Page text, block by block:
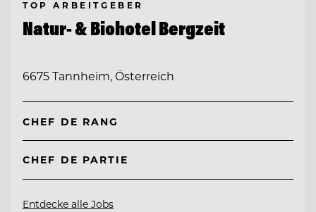
TOP ARBEITGEBER
Natur- & Biohotel Bergzeit
6675 Tannheim, Österreich
CHEF DE RANG
CHEF DE PARTIE
Entdecke alle Jobs